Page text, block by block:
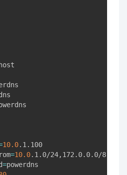
10.0.1.100
=10.0.1.0/24,172.0.0.0/8
=powerdns